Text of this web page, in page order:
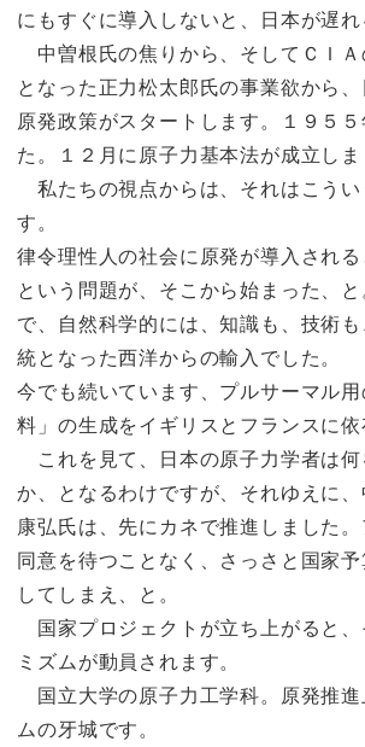
にもすぐに導入しないと、日本が遅れ
中曽根氏の焦りから、そしてＣＩＡ
となった正力松太郎氏の事業欲から
原発政策がスタートします。１９５
た。１２月に原子力基本法が成立しま
私たちの視点からは、それはこうい
す。
律令理性人の社会に原発が導入され
という問題が、そこから始まった、と
で、自然科学的には、知識も、技術
統となった西洋からの輸入でした。
今でも続いています、プルサーマル
料」の生成をイギリスとフランスに依
これを見て、日本の原子力学者は
か、となるわけですが、それゆえに
康弘氏は、先にカネで推進しました
同意を待つことなく、さっさと国家
してしまえ、と。
国家プロジェクトが立ち上がると
ミズムが動員されます。
国立大学の原子力工学科。原発推
ムの牙城です。